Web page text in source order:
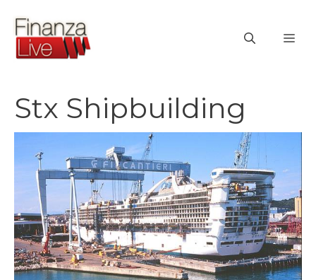
contenuto
Stx Shipbuilding